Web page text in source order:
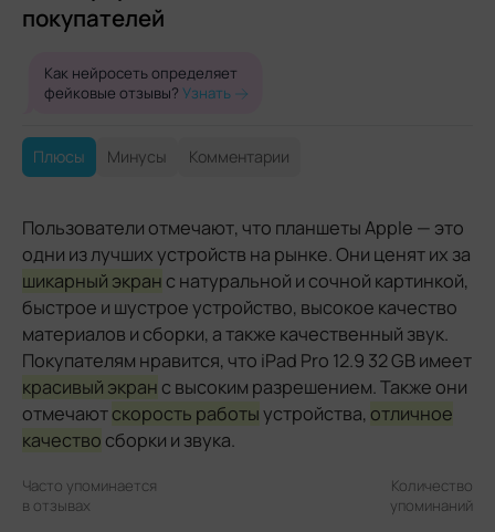
покупателей
Как нейросеть определяет
фейковые отзывы? Узнать
Плюсы Минусы Комментарии
Пользователи отмечают, что планшеты Apple — это
одни из лучших устройств на рынке. Они ценят их за
шикарный экран с натуральной и сочной картинкой,
быстрое и шустрое устройство, высокое качество
материалов и сборки, а также качественный звук.
Покупателям нравится, что iPad Pro 12.9 32 GB имеет
красивый экран с высоким разрешением. Также они
отмечаютскорость работыустройства, отличное
качество сборки и звука.
Часто упоминается
в отзывах
Количество
упоминаний